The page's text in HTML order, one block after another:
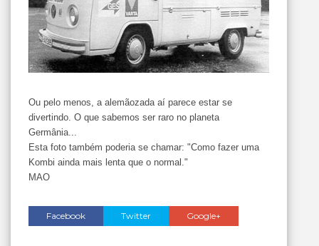
Ou pelo menos, a alemãozada aí parece estar se
divertindo. O que sabemos ser raro no planeta
Germânia...
Esta foto também poderia se chamar: "Como fazer uma
Kombi ainda mais lenta que o normal."
MAO
Facebook Twitter Google+